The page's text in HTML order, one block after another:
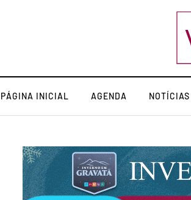
PÁGINA INICIAL AGENDA NOTÍCIAS